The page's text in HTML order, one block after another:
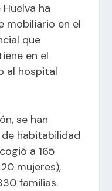
ha
mobiliario en el
que
en el
al hospital
se han
habitabilidad
a 165
mujeres),
familias.